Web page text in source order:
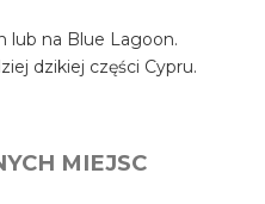
lub na Blue Lagoon.
dzikiej części Cypru.
MIEJSC